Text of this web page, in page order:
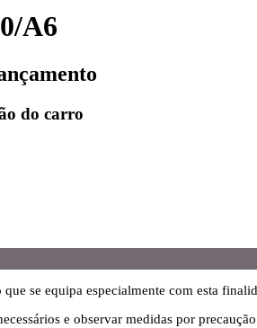
A6
do carro
se equipa especialmente com esta
e observar medidas por